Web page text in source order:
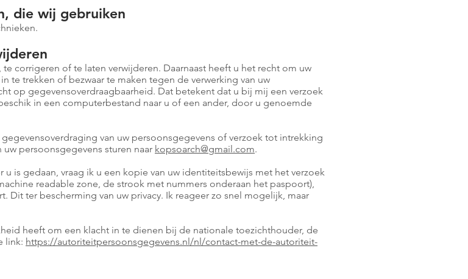
die wij gebruiken
corrigeren of te laten verwijderen. Daarnaast heeft u het recht om uw
te trekken of bezwaar te maken tegen de verwerking van uw
op gegevensoverdraagbaarheid. Dat betekent dat u bij mij een verzoek
in een computerbestand naar u of een ander, door u genoemde
van uw persoonsgegevens of verzoek tot intrekking
persoonsgegevens sturen naar kopsoarch@gmail.com.
is gedaan, vraag ik u een kopie van uw identiteitsbewijs met het verzoek
readable zone, de strook met nummers onderaan het paspoort),
Dit ter bescherming van uw privacy. Ik reageer zo snel mogelijk, maar
heeft om een klacht in te dienen bij de nationale toezichthouder, de
link: https://autoriteitpersoonsgegevens.nl/nl/contact-met-de-autoriteit-